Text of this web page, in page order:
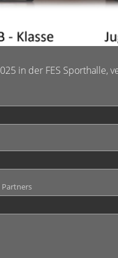
in der FES Sporthalle,
Partners